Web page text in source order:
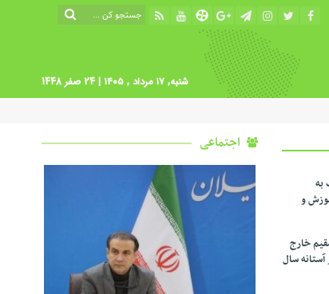
شنبه, ۱۷ مرداد , ۱۴۰۵ | 24 صفر 1448
به
و
خارج
سال
اجتماعی